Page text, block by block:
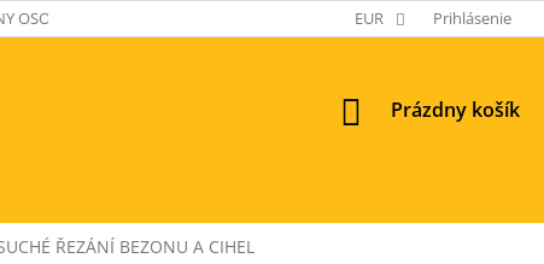
OSOBNÝCH ÚDAJOV EUR Prihlásenie
NÁKUPNÝ
Prázdny košík
ŘEZÁNÍ BEZONU A CIHEL